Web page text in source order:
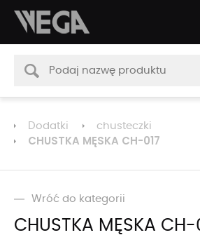
Dodatki chusteczki
CHUSTKA MĘSKA CH-017
Wróć do kategorii
CHUSTKA MĘSKA CH-